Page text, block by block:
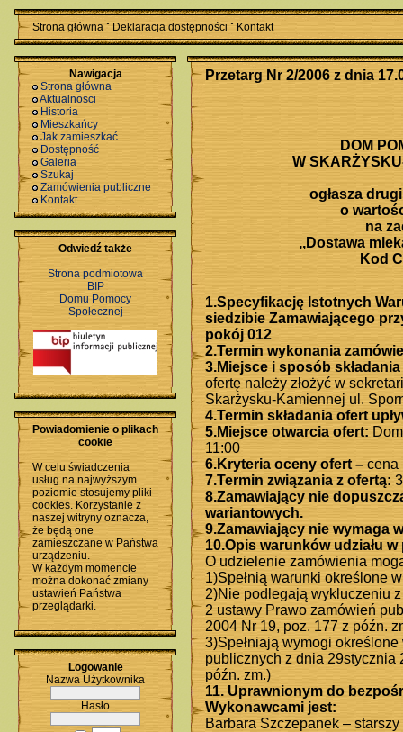
Strona główna ˇ Deklaracja dostępności ˇ Kontakt
Nawigacja
Strona główna
Aktualnosci
Historia
Mieszkańcy
Jak zamieszkać
Dostępność
Galeria
Szukaj
Zamówienia publiczne
Kontakt
Odwiedź także
Strona podmiotowa
BIP
Domu Pomocy
Społecznej
Powiadomienie o plikach
cookie
W celu świadczenia
usług na najwyższym
poziomie stosujemy pliki
cookies. Korzystanie z
naszej witryny oznacza,
że będą one
zamieszczane w Państwa
urządzeniu.
W każdym momencie
można dokonać zmiany
ustawień Państwa
przeglądarki.
Logowanie
Nazwa Użytkownika
Hasło
Przetarg Nr 2/2006 z dnia
DOM
W
ogłasza
o
na
,,Dostawa
Kod
1.Specyfikację Istotnych
siedzibie Zamawiającego
pokój 012
2.Termin wykonania
3.Miejsce i sposób
ofertę należy złożyć w
Skarżysku-Kamiennej ul.
4.Termin składania ofert
5.Miejsce otwarcia ofert:
11:00
6.Kryteria oceny ofert – cena
7.Termin związania z ofertą:
8.Zamawiający nie
wariantowych.
9.Zamawiający nie wymaga
10.Opis warunków udziału
O udzielenie zamówienia
1)Spełnią warunki określone
2)Nie podlegają wykluczeniu
2 ustawy Prawo zamówień
2004 Nr 19, poz. 177 z późn.
3)Spełniają wymogi
publicznych z dnia 29stycznia
późn. zm.)
11. Uprawnionym do
Wykonawcami jest:
Barbara Szczepanek –